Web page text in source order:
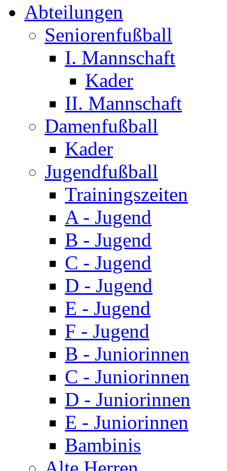
Abteilungen
Seniorenfußball
I. Mannschaft
Kader
II. Mannschaft
Damenfußball
Kader
Jugendfußball
Trainingszeiten
A - Jugend
B - Jugend
C - Jugend
D - Jugend
E - Jugend
F - Jugend
B - Juniorinnen
C - Juniorinnen
D - Juniorinnen
E - Juniorinnen
Bambinis